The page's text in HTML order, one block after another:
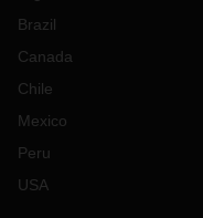
Brazil
Canada
Chile
Mexico
Peru
USA